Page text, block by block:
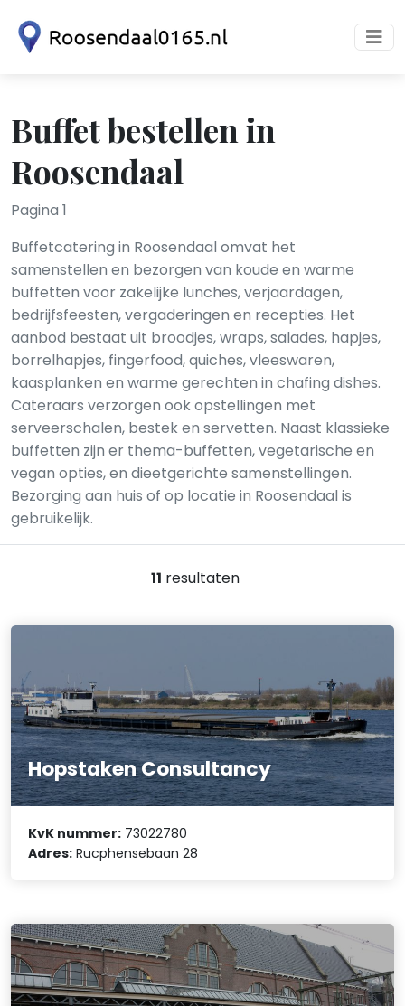
Buffet bestellen in
Roosendaal
Pagina 1
Buffetcatering in Roosendaal omvat het
samenstellen en bezorgen van koude en warme
buffetten voor zakelijke lunches, verjaardagen,
bedrijfsfeesten, vergaderingen en recepties. Het
aanbod bestaat uit broodjes, wraps, salades, hapjes,
borrelhapjes, fingerfood, quiches, vleeswaren,
kaasplanken en warme gerechten in chafing dishes.
Cateraars verzorgen ook opstellingen met
serveerschalen, bestek en servetten. Naast klassieke
buffetten zijn er thema-buffetten, vegetarische en
vegan opties, en dieetgerichte samenstellingen.
Bezorging aan huis of op locatie in Roosendaal is
gebruikelijk.
11 resultaten
Hopstaken Consultancy
KvK nummer: 73022780
Adres: Rucphensebaan 28